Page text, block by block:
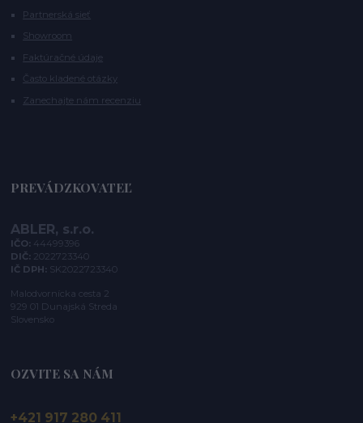
Partnerská sieť
Showroom
Faktúračné údaje
Často kladené otázky
Zanechajte nám recenziu
PREVÁDZKOVATEĽ
ABLER, s.r.o.
IČO: 44499396
DIČ: 2022723340
IČ DPH: SK2022723340
Malodvornícka cesta 2
929 01 Dunajská Streda
Slovensko
OZVITE SA NÁM
+421 917 280 411